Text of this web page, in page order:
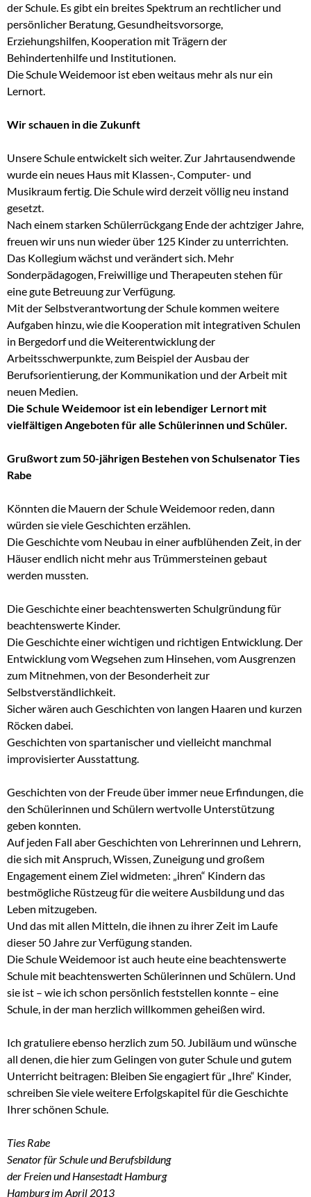
der Schule. Es gibt ein breites Spektrum an rechtlicher und
persönlicher Beratung, Gesundheitsvorsorge,
Erziehungshilfen, Kooperation mit Trägern der
Behindertenhilfe und Institutionen.
Die Schule Weidemoor ist eben weitaus mehr als nur ein
Lernort.
Wir schauen in die Zukunft
Unsere Schule entwickelt sich weiter. Zur Jahrtausendwende
wurde ein neues Haus mit Klassen-, Computer- und
Musikraum fertig. Die Schule wird derzeit völlig neu instand
gesetzt.
Nach einem starken Schülerrückgang Ende der achtziger Jahre,
freuen wir uns nun wieder über 125 Kinder zu unterrichten.
Das Kollegium wächst und verändert sich. Mehr
Sonderpädagogen, Freiwillige und Therapeuten stehen für
eine gute Betreuung zur Verfügung.
Mit der Selbstverantwortung der Schule kommen weitere
Aufgaben hinzu, wie die Kooperation mit integrativen Schulen
in Bergedorf und die Weiterentwicklung der
Arbeitsschwerpunkte, zum Beispiel der Ausbau der
Berufsorientierung, der Kommunikation und der Arbeit mit
neuen Medien.
Die Schule Weidemoor ist ein lebendiger Lernort mit
vielfältigen Angeboten für alle Schülerinnen und Schüler.
Grußwort zum 50-jährigen Bestehen von Schulsenator Ties
Rabe
Könnten die Mauern der Schule Weidemoor reden, dann
würden sie viele Geschichten erzählen.
Die Geschichte vom Neubau in einer aufblühenden Zeit, in der
Häuser endlich nicht mehr aus Trümmersteinen gebaut
werden mussten.
Die Geschichte einer beachtenswerten Schulgründung für
beachtenswerte Kinder.
Die Geschichte einer wichtigen und richtigen Entwicklung. Der
Entwicklung vom Wegsehen zum Hinsehen, vom Ausgrenzen
zum Mitnehmen, von der Besonderheit zur
Selbstverständlichkeit.
Sicher wären auch Geschichten von langen Haaren und kurzen
Röcken dabei.
Geschichten von spartanischer und vielleicht manchmal
improvisierter Ausstattung.
Geschichten von der Freude über immer neue Erfindungen, die
den Schülerinnen und Schülern wertvolle Unterstützung
geben konnten.
Auf jeden Fall aber Geschichten von Lehrerinnen und Lehrern,
die sich mit Anspruch, Wissen, Zuneigung und großem
Engagement einem Ziel widmeten: „ihren“ Kindern das
bestmögliche Rüstzeug für die weitere Ausbildung und das
Leben mitzugeben.
Und das mit allen Mitteln, die ihnen zu ihrer Zeit im Laufe
dieser 50 Jahre zur Verfügung standen.
Die Schule Weidemoor ist auch heute eine beachtenswerte
Schule mit beachtenswerten Schülerinnen und Schülern. Und
sie ist – wie ich schon persönlich feststellen konnte – eine
Schule, in der man herzlich willkommen geheißen wird.
Ich gratuliere ebenso herzlich zum 50. Jubiläum und wünsche
all denen, die hier zum Gelingen von guter Schule und gutem
Unterricht beitragen: Bleiben Sie engagiert für „Ihre“ Kinder,
schreiben Sie viele weitere Erfolgskapitel für die Geschichte
Ihrer schönen Schule.
Ties Rabe
Senator für Schule und Berufsbildung
der Freien und Hansestadt Hamburg
Hamburg im April 2013